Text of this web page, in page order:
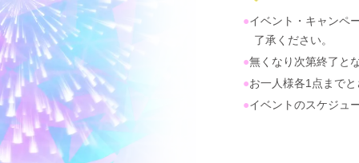
イベント・キャンペ
了承ください。
無くなり次第終了と
お一人様各1点まで
イベントのスケジュ